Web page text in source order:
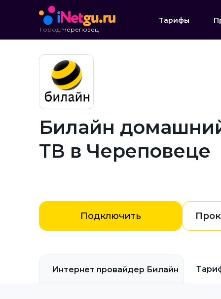
Город: Череповец
Тарифы
Билайн
ТВ в Череповеце
Подключить
Интернет провайдер Билайн